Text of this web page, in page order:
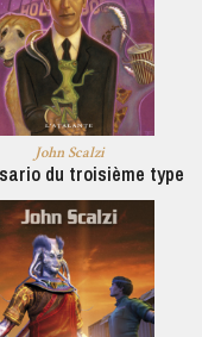
John Scalzi
du troisième type